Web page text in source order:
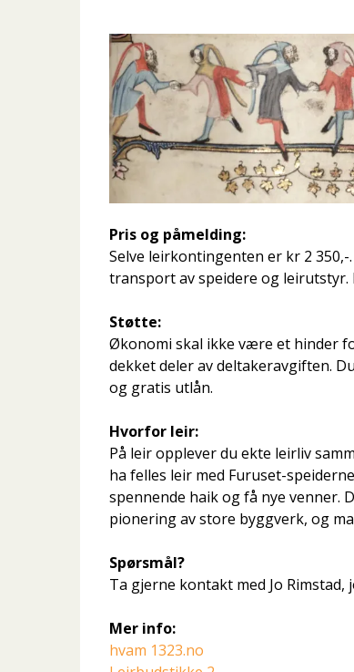
Pris og påmelding:
Selve leirkontingenten er kr 2
transport av speidere og
Støtte:
Økonomi skal ikke være et hinder
dekket deler av deltakeravgiften.
og gratis utlån.
Hvorfor leir:
På leir opplever du ekte leirliv
ha felles leir med Furuset-
spennende haik og få nye venner.
pionering av store byggverk, og
Spørsmål?
Ta gjerne kontakt med Jo Rimstad,
Mer info:
hvam 1323.no